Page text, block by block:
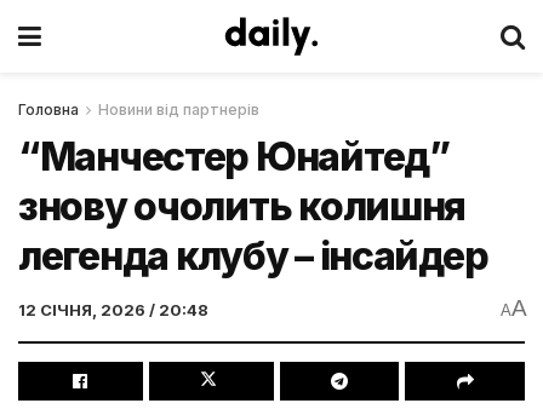
Головна Новини від партнерів
“Манчестер Юнайтед”
знову очолить колишня
легенда клубу – інсайдер
12 СІЧНЯ, 2026 / 20:48 AA